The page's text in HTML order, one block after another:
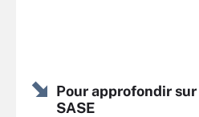
Pour approfondir
SASE